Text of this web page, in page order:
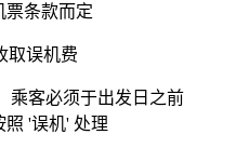
票条款而定
取误机费
乘客必须于出发日之前
'误机' 处理